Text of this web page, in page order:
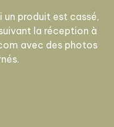
un produit est cassé,
la réception à
avec des photos